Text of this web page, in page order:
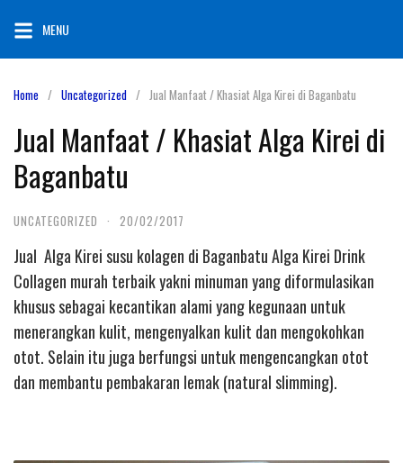
content
MENU
Home Uncategorized Jual Manfaat / Khasiat Alga Kirei di Baganbatu
Jual Manfaat / Khasiat Alga Kirei di
Baganbatu
UNCATEGORIZED · 20/02/2017
Jual Alga Kirei susu kolagen di Baganbatu Alga Kirei Drink
Collagen murah terbaik yakni minuman yang diformulasikan
khusus sebagai kecantikan alami yang kegunaan untuk
menerangkan kulit, mengenyalkan kulit dan mengokohkan
otot. Selain itu juga berfungsi untuk mengencangkan otot
dan membantu pembakaran lemak (natural slimming).